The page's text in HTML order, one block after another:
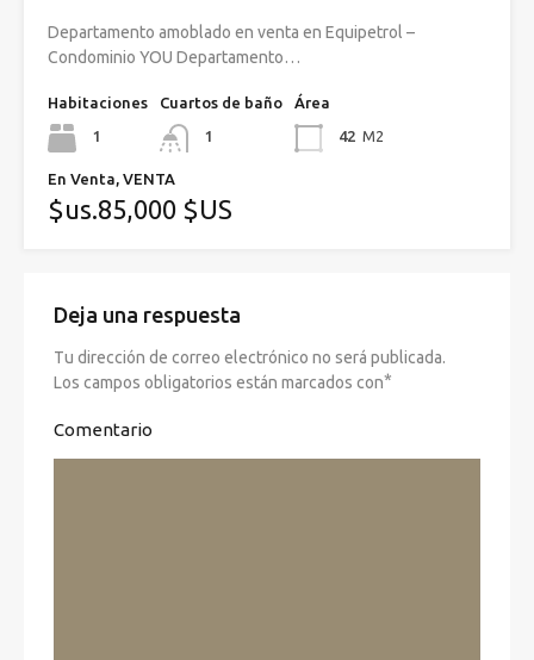
Departamento amoblado en venta en Equipetrol –
Condominio YOU Departamento…
Habitaciones
1
Cuartos de baño
1
Área
42 M2
En Venta, VENTA
$us.85,000 $US
Deja una respuesta
Tu dirección de correo electrónico no será publicada.
Los campos obligatorios están marcados con*
Comentario